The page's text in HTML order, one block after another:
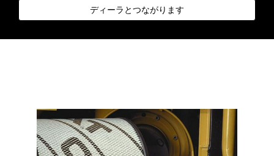
ディーラとつながります